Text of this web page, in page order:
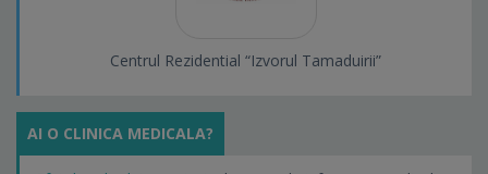
Centrul Rezidential “Izvorul Tamaduirii”
AI O CLINICA MEDICALA?